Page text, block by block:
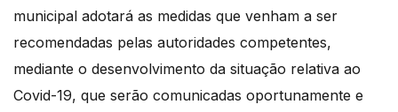
municipal adotará as medidas que venham a ser
recomendadas pelas autoridades competentes,
mediante o desenvolvimento da situação relativa ao
Covid-19, que serão comunicadas oportunamente e